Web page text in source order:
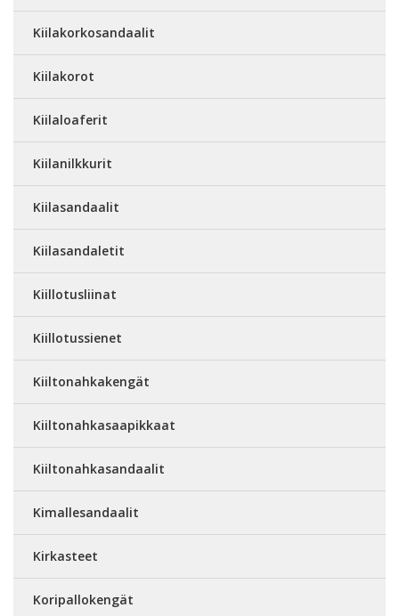
Kiilakorkosandaalit
Kiilakorot
Kiilaloaferit
Kiilanilkkurit
Kiilasandaalit
Kiilasandaletit
Kiillotusliinat
Kiillotussienet
Kiiltonahkakengät
Kiiltonahkasaapikkaat
Kiiltonahkasandaalit
Kimallesandaalit
Kirkasteet
Koripallokengät